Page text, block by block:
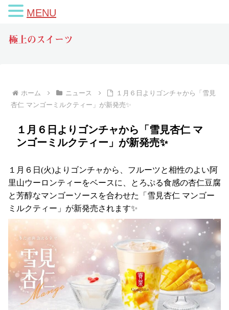
極上のスイーツ
ホーム ニュース
１月６日よりゴンチャから「雪見
杏仁 マンゴーミルクティー」が新発売✨
１月６日よりゴンチャから「雪見杏仁 マ
ンゴーミルクティー」が新発売✨
１月６日(火)よりゴンチャから、フルーツと相性のよい阿
里山ウーロンティーをベースに、とろぷる食感の杏仁豆腐
と芳醇なマンゴーソースを合わせた「雪見杏仁 マンゴー
ミルクティー」が新発売されます✨
MENU